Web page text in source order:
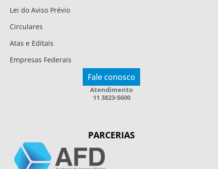
Lei do Aviso Prévio
Circulares
Atas e Editais
Empresas Federais
Fale conosco
Atendimento
11 3823-5600
PARCERIAS